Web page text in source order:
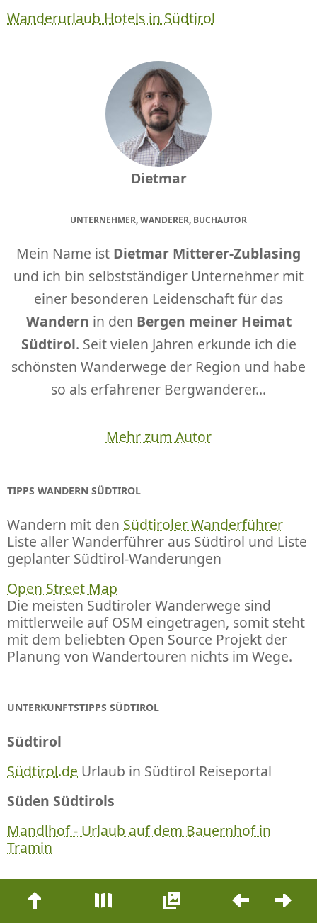
Beitrags-
Navigation
Wanderurlaub Hotels in Südtirol
Dietmar
UNTERNEHMER, WANDERER, BUCHAUTOR
Mein Name ist Dietmar Mitterer-Zublasing
und ich bin selbstständiger Unternehmer mit
einer besonderen Leidenschaft für das
Wandern in den Bergen meiner Heimat
Südtirol. Seit vielen Jahren erkunde ich die
schönsten Wanderwege der Region und habe
so als erfahrener Bergwanderer...
Mehr zum Autor
TIPPS WANDERN SÜDTIROL
Wandern mit den Südtiroler Wanderführer
Liste aller Wanderführer aus Südtirol und Liste
geplanter Südtirol-Wanderungen
Open Street Map
Die meisten Südtiroler Wanderwege sind
mittlerweile auf OSM eingetragen, somit steht
mit dem beliebten Open Source Projekt der
Planung von Wandertouren nichts im Wege.
UNTERKUNFTSTIPPS SÜDTIROL
Südtirol
Südtirol.de Urlaub in Südtirol Reiseportal
Süden Südtirols
Mandlhof - Urlaub auf dem Bauernhof in
Tramin
LETZTE KOMMENTARE